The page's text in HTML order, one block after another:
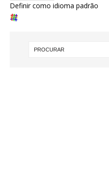
Definir como idioma padrão